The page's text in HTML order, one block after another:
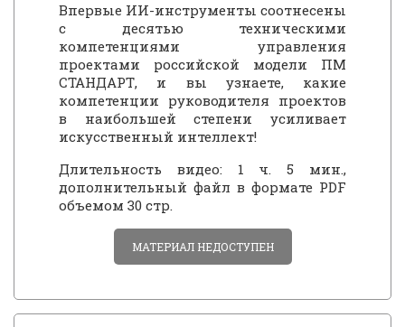
Впервые ИИ-инструменты соотнесены
с десятью техническими
компетенциями управления
проектами российской модели ПМ
СТАНДАРТ, и вы узнаете, какие
компетенции руководителя проектов
в наибольшей степени усиливает
искусственный интеллект!
Длительность видео: 1 ч. 5 мин.,
дополнительный файл в формате PDF
объемом 30 стр.
МАТЕРИАЛ НЕДОСТУПЕН